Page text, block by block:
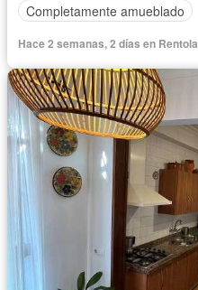
Completamente amueblado
Hace 2 semanas, 2 días en Rentola